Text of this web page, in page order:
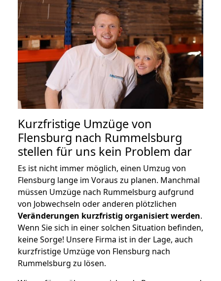
Kurzfristige Umzüge von
Flensburg nach Rummelsburg
stellen für uns kein Problem dar
Es ist nicht immer möglich, einen Umzug von
Flensburg lange im Voraus zu planen. Manchmal
müssen Umzüge nach Rummelsburg aufgrund
von Jobwechseln oder anderen plötzlichen
Veränderungen kurzfristig organisiert werden.
Wenn Sie sich in einer solchen Situation befinden,
keine Sorge! Unsere Firma ist in der Lage, auch
kurzfristige Umzüge von Flensburg nach
Rummelsburg zu lösen.